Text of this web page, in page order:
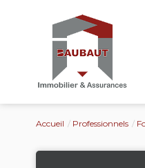
Accueil Professionnels